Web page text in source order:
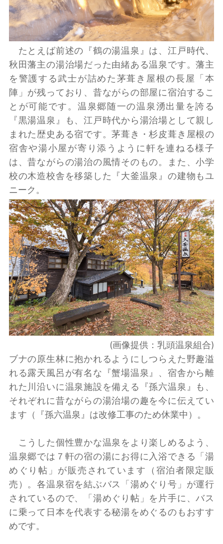
たとえば前述の『鶴の湯温泉』は、江戸時代、
秋田藩主の湯治場だった由緒ある温泉です。藩主
を警護する武士が詰めた茅葺き屋根の長屋「本
陣」が残っており、昔ながらの部屋に宿泊するこ
とが可能です。温泉郷随一の温泉湧出量を誇る
『黒湯温泉』も、江戸時代から湯治場として親し
まれた歴史ある宿です。茅葺き・杉皮葺き屋根の
宿舎や湯小屋が寄り添うように軒を連ねる様子
は、昔ながらの湯治の風情そのもの。また、小学
校の木造校舎を移築した『大釜温泉』の建物もユ
ニーク。
(画像提供：乳頭温泉組合)
ブナの原生林に抱かれるようにしつらえた野趣溢
れる露天風呂が有名な『蟹場温泉』、宿舎から離
れた川沿いに温泉施設を備える『孫六温泉』も、
それぞれに昔ながらの湯治場の趣を今に伝えてい
ます（『孫六温泉』は改修工事のため休業中）。
こうした個性豊かな温泉をより楽しめるよう、
温泉郷では７軒の宿の湯にお得に入浴できる「湯
めぐり帖」が販売されています（宿泊者限定販
売）。各温泉宿を結ぶバス「湯めぐり号」が運行
されているので、「湯めぐり帖」を片手に、バス
に乗って日本を代表する秘湯をめぐるのもおすす
めです。